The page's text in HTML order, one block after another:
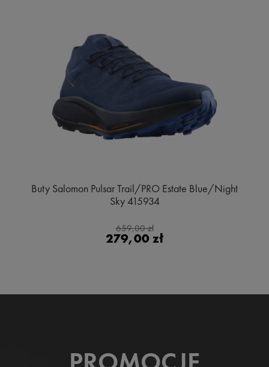
Buty Salomon Pulsar Trail/PRO Estate Blue/Night
Sky 415934
659,00 zł
279,00 zł